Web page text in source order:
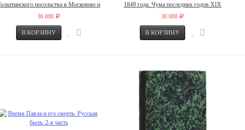
посольства в Московию и
Персию в 1633, 1636, и 1639 годах,
Адамом Олеарием
36 000 Р
1849 года. Чума последних годов XIX
столетия (1894-1900).
30 000 Р